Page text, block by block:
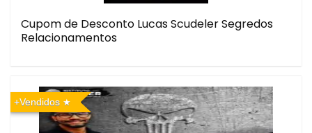
Cupom de Desconto Lucas Scudeler Segredos
Relacionamentos
+Vendidos